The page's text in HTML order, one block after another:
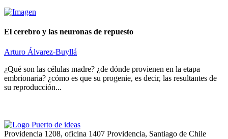
El cerebro y las neuronas de repuesto
Arturo Álvarez-Buyllá
¿Qué son las células madre? ¿de dónde provienen en la etapa
embrionaria? ¿cómo es que su progenie, es decir, las resultantes de
su reproducción...
Providencia 1208, oficina 1407 Providencia, Santiago de Chile